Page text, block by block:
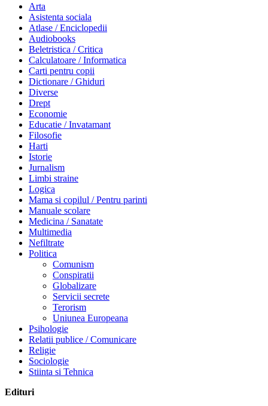
Arta
Asistenta sociala
Atlase / Enciclopedii
Audiobooks
Beletristica / Critica
Calculatoare / Informatica
Carti pentru copii
Dictionare / Ghiduri
Diverse
Drept
Economie
Educatie / Invatamant
Filosofie
Harti
Istorie
Jurnalism
Limbi straine
Logica
Mama si copilul / Pentru parinti
Manuale scolare
Medicina / Sanatate
Multimedia
Nefiltrate
Politica
Comunism
Conspiratii
Globalizare
Servicii secrete
Terorism
Uniunea Europeana
Psihologie
Relatii publice / Comunicare
Religie
Sociologie
Stiinta si Tehnica
Edituri